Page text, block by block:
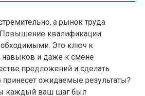
а рынок труда
Повышение квалификации
Это ключ к
навыков и даже к смене
предложений и сделать
ожидаемые результаты?
каждый ваш шаг был